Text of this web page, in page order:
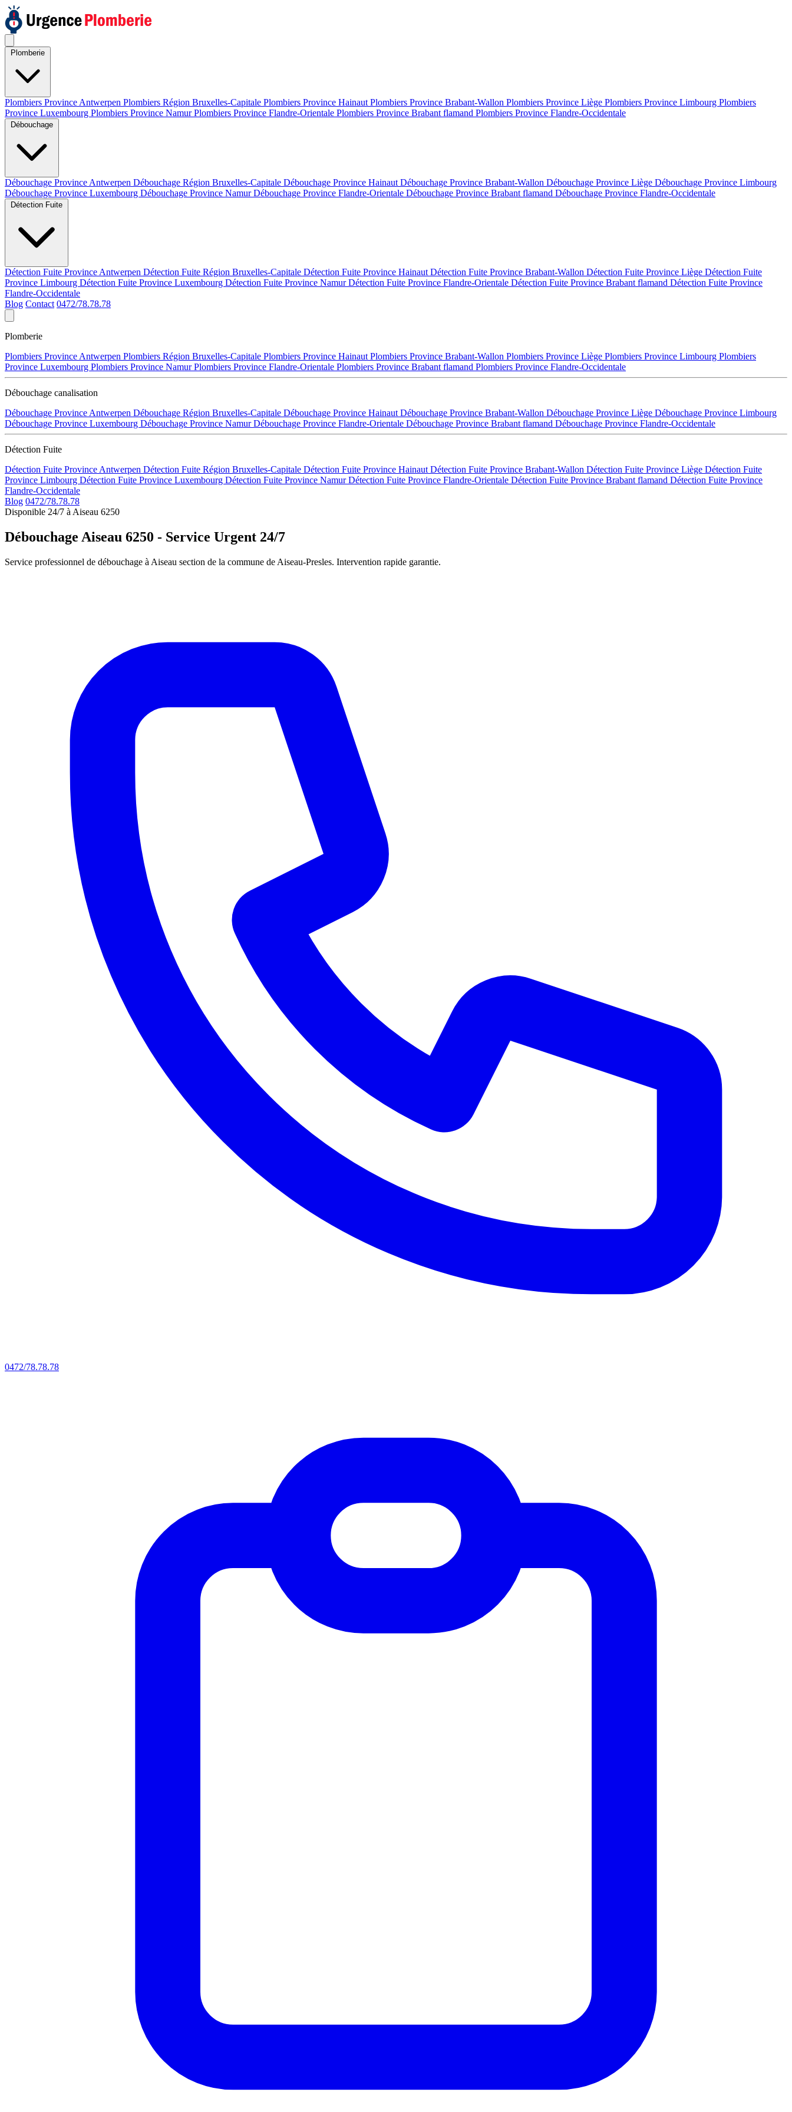
Plombiers Province Antwerpen Plombiers Région Bruxelles-Capitale Plombiers Province Hainaut Plombiers Province Brabant-Wallon Plombiers Province Liège Plombiers Province Limbourg Plombiers
Province Luxembourg Plombiers Province NamurPlombiers Province Flandre-Orientale Plombiers Province Brabant flamand Plombiers Province Flandre-Occidentale
Débouchage Province Antwerpen Débouchage Région Bruxelles-Capitale Débouchage Province Hainaut Débouchage Province Brabant-Wallon Débouchage Province Liège Débouchage Province Limbourg
Débouchage Province Luxembourg Débouchage Province NamurDébouchage Province Flandre-Orientale Débouchage Province Brabant flamand Débouchage Province Flandre-Occidentale
Détection Fuite Province Antwerpen Détection Fuite Région Bruxelles-Capitale Détection Fuite Province Hainaut Détection Fuite Province Brabant-Wallon Détection Fuite Province Liège Détection Fuite
Province Limbourg Détection Fuite Province Luxembourg Détection Fuite Province NamurDétection Fuite Province Flandre-Orientale Détection Fuite Province Brabant flamand Détection Fuite Province
Flandre-Occidentale
Blog Contact 0472/78.78.78
Plomberie
Plombiers Province Antwerpen Plombiers Région Bruxelles-Capitale Plombiers Province Hainaut Plombiers Province Brabant-Wallon Plombiers Province Liège Plombiers Province Limbourg Plombiers
Province Luxembourg Plombiers Province NamurPlombiers Province Flandre-Orientale Plombiers Province Brabant flamand Plombiers Province Flandre-Occidentale
Débouchage canalisation
Débouchage Province Antwerpen Débouchage Région Bruxelles-Capitale Débouchage Province Hainaut Débouchage Province Brabant-Wallon Débouchage Province Liège Débouchage Province Limbourg
Débouchage Province Luxembourg Débouchage Province NamurDébouchage Province Flandre-Orientale Débouchage Province Brabant flamand Débouchage Province Flandre-Occidentale
Détection Fuite
Détection Fuite Province Antwerpen Détection Fuite Région Bruxelles-Capitale Détection Fuite Province Hainaut Détection Fuite Province Brabant-Wallon Détection Fuite Province Liège Détection Fuite
Province Limbourg Détection Fuite Province Luxembourg Détection Fuite Province NamurDétection Fuite Province Flandre-Orientale Détection Fuite Province Brabant flamand Détection Fuite Province
Flandre-Occidentale
Blog 0472/78.78.78
Disponible 24/7 à Aiseau 6250
Débouchage Aiseau 6250 - Service Urgent 24/7
Service professionnel de débouchage à Aiseau section de la commune de Aiseau-Presles. Intervention rapide garantie.
0472/78.78.78